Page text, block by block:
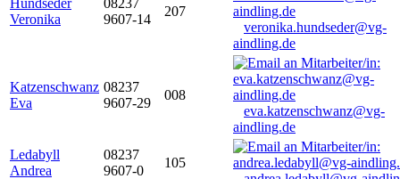
Hundseder
Veronika
08237
9607-14
207
veronika.hundseder@vg-
aindling.de
Katzenschwanz
Eva
08237
9607-29
008
eva.katzenschwanz@vg-
aindling.de
Ledabyll
Andrea
08237
9607-0
105